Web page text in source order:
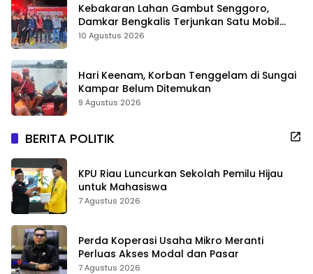
Kebakaran Lahan Gambut Senggoro,
Damkar Bengkalis Terjunkan Satu Mobil
Pemadam
10 Agustus 2026
Hari Keenam, Korban Tenggelam di Sungai
Kampar Belum Ditemukan
9 Agustus 2026
BERITA POLITIK
KPU Riau Luncurkan Sekolah Pemilu Hijau
untuk Mahasiswa
7 Agustus 2026
Perda Koperasi Usaha Mikro Meranti
Perluas Akses Modal dan Pasar
7 Agustus 2026